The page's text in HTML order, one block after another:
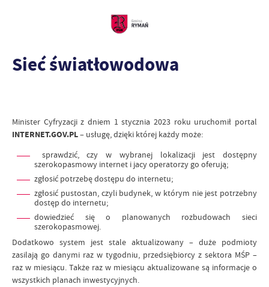
Sieć światłowodowa
Minister Cyfryzacji z dniem 1 stycznia 2023 roku uruchomił portal
INTERNET.GOV.PL– usługę, dzięki której każdy może:
sprawdzić, czy w wybranej lokalizacji jest dostępny
szerokopasmowy internet i jacy operatorzy go oferują;
zgłosić potrzebę dostępu do internetu;
zgłosić pustostan, czyli budynek, w którym nie jest potrzebny
dostęp do internetu;
dowiedzieć się o planowanych rozbudowach sieci
szerokopasmowej.
Dodatkowo system jest stale aktualizowany – duże podmioty
zasilają go danymi raz w tygodniu, przedsiębiorcy z sektora MŚP –
raz w miesiącu. Także raz w miesiącu aktualizowane są informacje o
wszystkich planach inwestycyjnych.